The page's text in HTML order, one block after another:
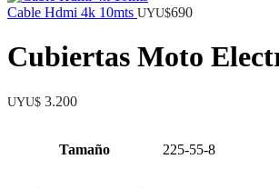
Cable Hdmi 4k 10mts UYU$690
Cubiertas Moto
UYU$ 3.200
Tamaño 225-55-8